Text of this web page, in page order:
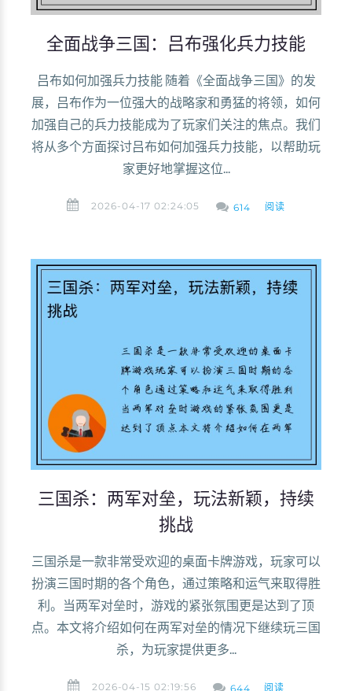
全面战争三国：吕布强化兵力技能
吕布如何加强兵力技能 随着《全面战争三国》的发
展，吕布作为一位强大的战略家和勇猛的将领，如何
加强自己的兵力技能成为了玩家们关注的焦点。我们
将从多个方面探讨吕布如何加强兵力技能，以帮助玩
家更好地掌握这位...
2026-04-17 02:24:05 614 阅读
三国杀：两军对垒，玩法新颖，持续
挑战
三国杀是一款非常受欢迎的桌面卡牌游戏，玩家可以
扮演三国时期的各个角色，通过策略和运气来取得胜
利。当两军对垒时，游戏的紧张氛围更是达到了顶
点。本文将介绍如何在两军对垒的情况下继续玩三国
杀，为玩家提供更多...
2026-04-15 02:19:56 644 阅读